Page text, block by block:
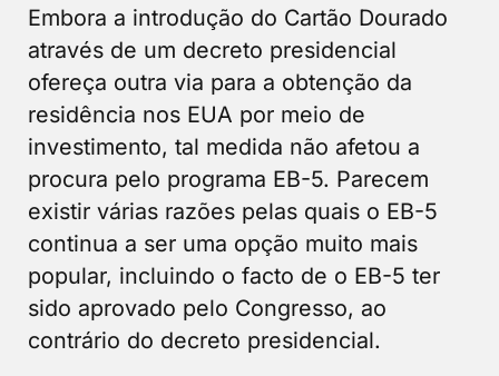
Embora a introdução do Cartão Dourado
através de um decreto presidencial
ofereça outra via para a obtenção da
residência nos EUA por meio de
investimento, tal medida não afetou a
procura pelo programa EB-5. Parecem
existir várias razões pelas quais o EB-5
continua a ser uma opção muito mais
popular, incluindo o facto de o EB-5 ter
sido aprovado pelo Congresso, ao
contrário do decreto presidencial.